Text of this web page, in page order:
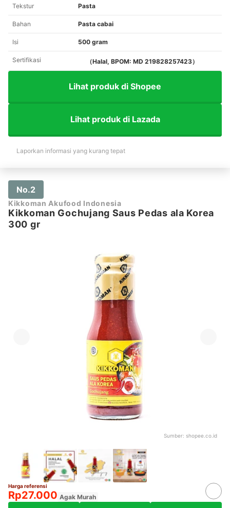
Tekstur Pasta
Bahan Pasta cabai
Isi 500 gram
Sertifikasi （Halal, BPOM: MD 219828257423）
Lihat produk di Shopee
Lihat produk di Lazada
Laporkan informasi yang kurang tepat
No.2
Kikkoman Akufood Indonesia
Kikkoman Gochujang Saus Pedas ala Korea
300 gr
Sumber: shopee.co.id
Harga referensi
Rp27.000 Agak Murah